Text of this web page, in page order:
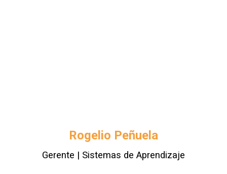
Rogelio Peñuela
Gerente | Sistemas de Aprendizaje